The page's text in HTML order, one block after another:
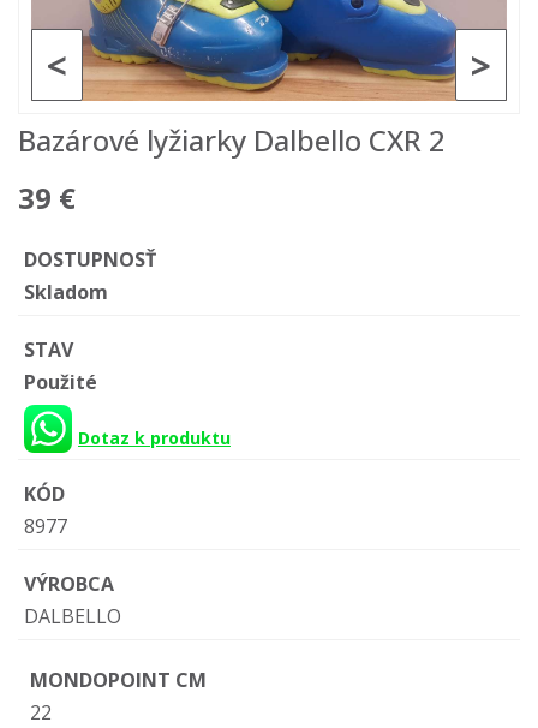
>
<
Bazárové lyžiarky Dalbello CXR 2
39 €
DOSTUPNOSŤ
Skladom
STAV
Použité
Dotaz k produktu
KÓD
8977
VÝROBCA
DALBELLO
MONDOPOINT CM
22